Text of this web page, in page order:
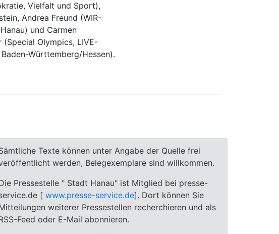
Vielfalt und Sport),
Andrea Freund (WIR-
und Carmen
(Special Olympics, LIVE-
Württemberg/Hessen).
Texte können unter Angabe der Quelle frei
werden, Belegexemplare sind willkommen.
Pressestelle " Stadt Hanau" ist Mitglied bei presse-
[ www.presse-service.de]. Dort können Sie
weiterer Pressestellen recherchieren und als
Feed oder E-Mail abonnieren.